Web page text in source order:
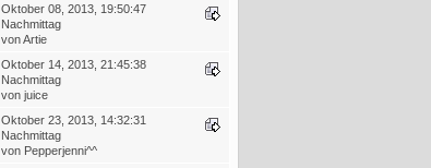
Oktober 08, 2013, 19:50:47
Nachmittag
von Artie
Oktober 14, 2013, 21:45:38
Nachmittag
von juice
Oktober 23, 2013, 14:32:31
Nachmittag
von Pepperjenni^^